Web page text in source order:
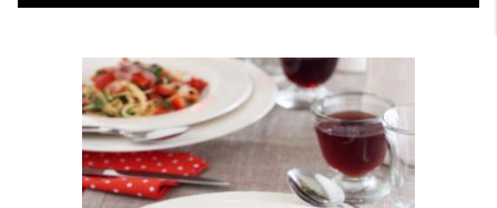
MEER INFORMATIE
Selecteer opties